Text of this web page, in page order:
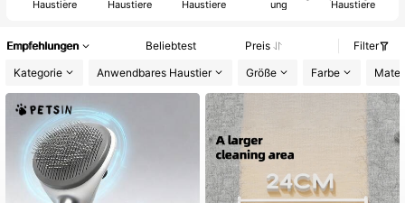
Haustiere Haustiere Haustiere ung Haustiere
Empfehlungen Beliebtest Preis
Filter
Kategorie
Anwendbares Haustier Größe Farbe